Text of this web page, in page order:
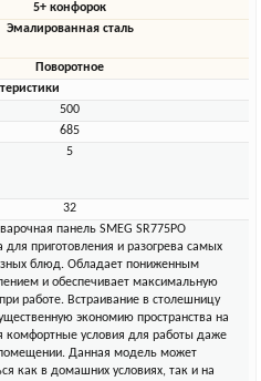
5+ конфорок
Эмалированная сталь
Поворотное
500
685
5
32
панель SMEG SR775PO
для приготовления и разогрева самых
блюд. Обладает пониженным
и обеспечивает максимальную
работе. Встраивание в столешницу
экономию пространства на
комфортные условия для работы даже
Данная модель может
как в домашних условиях, так и на